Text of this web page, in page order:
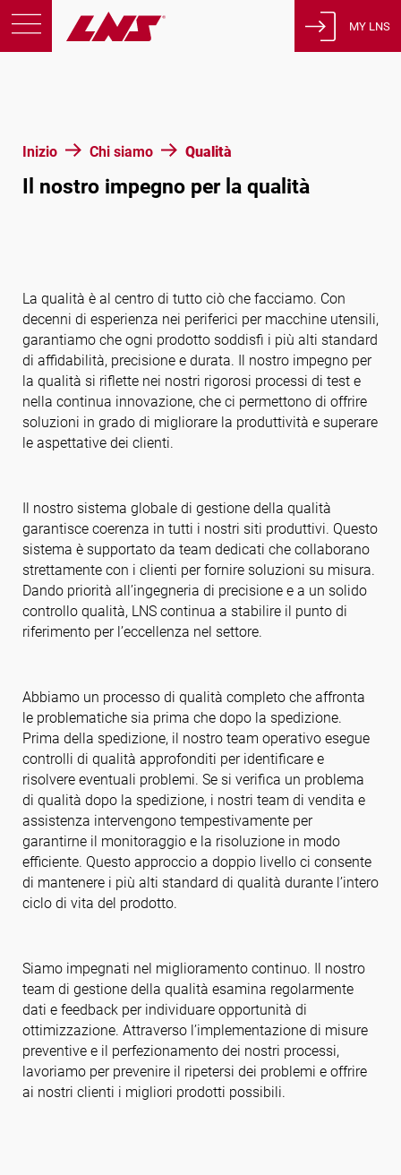
Inizio Chi siamo Qualità
Il nostro impegno per la qualità
La qualità è al centro di tutto ciò che facciamo. Con
decenni di esperienza nei periferici per macchine utensili,
garantiamo che ogni prodotto soddisfi i più alti standard
di affidabilità, precisione e durata. Il nostro impegno per
la qualità si riflette nei nostri rigorosi processi di test e
nella continua innovazione, che ci permettono di offrire
soluzioni in grado di migliorare la produttività e superare
le aspettative dei clienti.
Il nostro sistema globale di gestione della qualità
garantisce coerenza in tutti i nostri siti produttivi. Questo
sistema è supportato da team dedicati che collaborano
strettamente con i clienti per fornire soluzioni su misura.
Dando priorità all’ingegneria di precisione e a un solido
controllo qualità, LNS continua a stabilire il punto di
riferimento per l’eccellenza nel settore.
Abbiamo un processo di qualità completo che affronta
le problematiche sia prima che dopo la spedizione.
Prima della spedizione, il nostro team operativo esegue
controlli di qualità approfonditi per identificare e
risolvere eventuali problemi. Se si verifica un problema
di qualità dopo la spedizione, i nostri team di vendita e
assistenza intervengono tempestivamente per
garantirne il monitoraggio e la risoluzione in modo
efficiente. Questo approccio a doppio livello ci consente
di mantenere i più alti standard di qualità durante l’intero
ciclo di vita del prodotto.
Siamo impegnati nel miglioramento continuo. Il nostro
team di gestione della qualità esamina regolarmente
dati e feedback per individuare opportunità di
ottimizzazione. Attraverso l’implementazione di misure
preventive e il perfezionamento dei nostri processi,
lavoriamo per prevenire il ripetersi dei problemi e offrire
ai nostri clienti i migliori prodotti possibili.
Carriera
Stati Uniti d’America
Italiano
MY LNS